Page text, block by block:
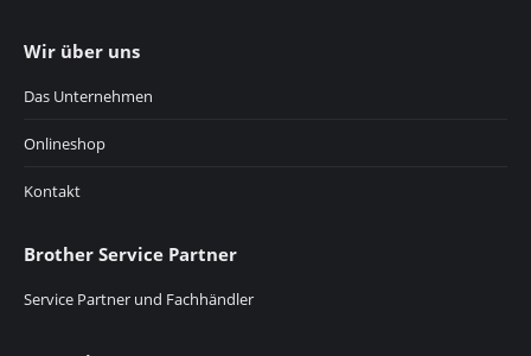
Wir über uns
Das Unternehmen
Onlineshop
Kontakt
Brother Service Partner
Service Partner und Fachhändler